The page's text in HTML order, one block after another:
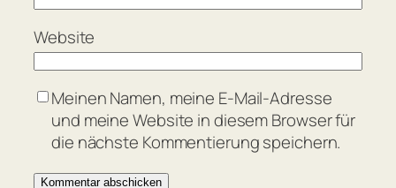
Website
Meinen Namen, meine E-Mail-Adresse
und meine Website in diesem Browser für
die nächste Kommentierung speichern.